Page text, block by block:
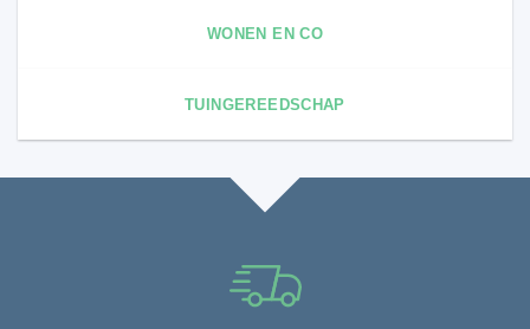
WONEN EN CO
TUINGEREEDSCHAP